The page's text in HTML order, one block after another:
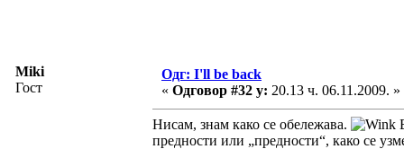
Miki
Гост
Одг: I'll be back
« Одговор #32 у: 20.13 ч. 06.11.2009. »
Нисам, знам како се обележава.
предности или „предности“, како се